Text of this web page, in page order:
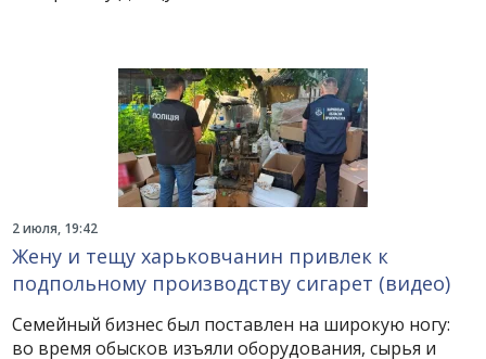
2 июля, 19:42
Жену и тещу харьковчанин привлек к
подпольному производству сигарет (видео)
Семейный бизнес был поставлен на широкую ногу:
во время обысков изъяли оборудования, сырья и